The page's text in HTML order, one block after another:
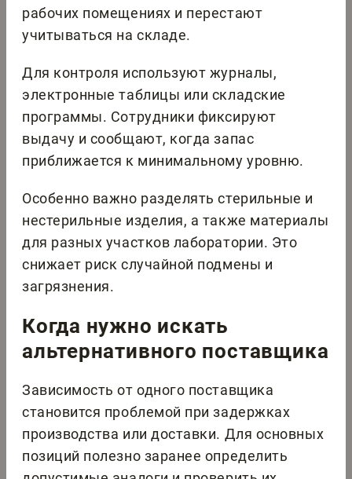
рабочих помещениях и перестают
учитываться на складе.
Для контроля используют журналы,
электронные таблицы или складские
программы. Сотрудники фиксируют
выдачу и сообщают, когда запас
приближается к минимальному уровню.
Особенно важно разделять стерильные и
нестерильные изделия, а также материалы
для разных участков лаборатории. Это
снижает риск случайной подмены и
загрязнения.
Когда нужно искать
альтернативного поставщика
Зависимость от одного поставщика
становится проблемой при задержках
производства или доставки. Для основных
позиций полезно заранее определить